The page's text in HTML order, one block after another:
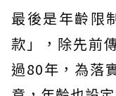
最後是年齡限
款」，除先前
過80年，為落